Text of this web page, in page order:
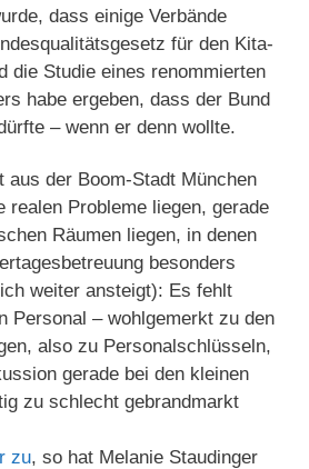
dass einige Verbände
für den Kita-
die Studie eines renommierten
habe ergeben, dass der Bund
– wenn er denn wollte.
aus der Boom-Stadt München
realen Probleme liegen, gerade
Räumen liegen, in denen
besonders
weiter ansteigt): Es fehlt
Personal – wohlgemerkt zu den
also zu Personalschlüsseln,
gerade bei den kleinen
zu schlecht gebrandmarkt
zu, so hat Melanie Staudinger